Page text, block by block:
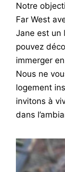
Notre
Far West
Jane est un
pouvez
immerger
Nous ne
logement
invitons à
dans